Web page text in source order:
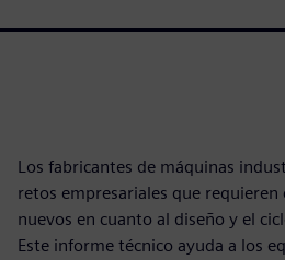
Los fabricantes de máquinas
retos empresariales que requieren
nuevos en cuanto al diseño y el
Este informe técnico ayuda a los